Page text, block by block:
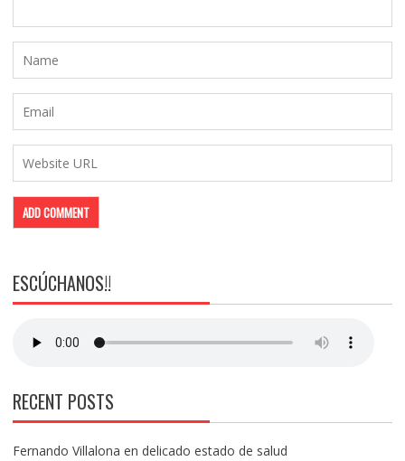
ESCÚCHANOS!!
RECENT POSTS
Fernando Villalona en delicado estado de salud